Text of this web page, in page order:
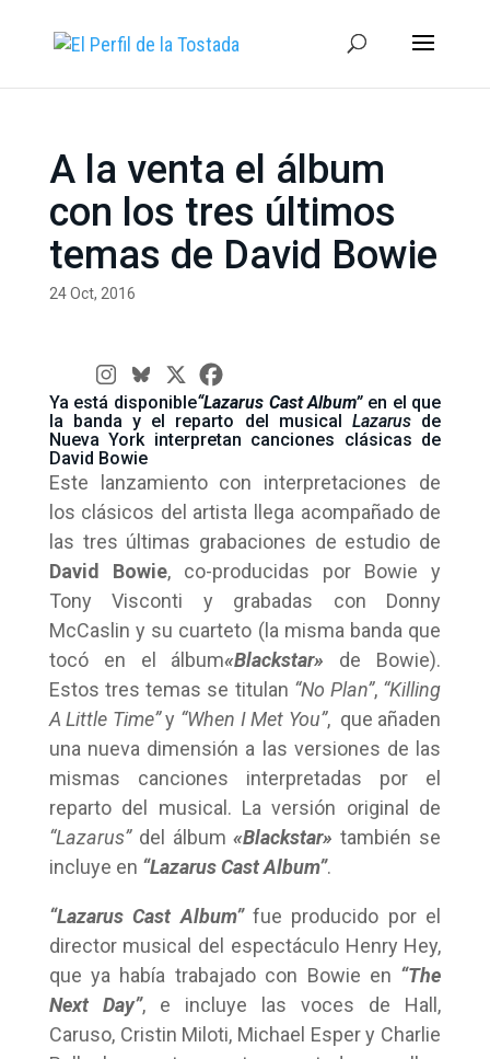
A la venta el álbum
con los tres últimos
temas de David Bowie
24 Oct, 2016
Ya está disponible“Lazarus Cast Album”en el que
la banda y el reparto del musicalLazarus de
Nueva York interpretan canciones clásicas de
David Bowie
Este lanzamiento con interpretaciones de
los clásicos del artista llega acompañado de
las tres últimas grabaciones de estudio de
David Bowie, co-producidas por Bowie y
Tony Visconti y grabadas con Donny
McCaslin y su cuarteto (la misma banda que
tocó en el álbum«Blackstar»
de Bowie).
Estos tres temas se titulan “No Plan”, “Killing
A Little Time”y “When I Met You”, que añaden
una nueva dimensión a las versiones de las
mismas canciones interpretadas por el
reparto del musical. La versión original de
“Lazarus”del álbum«Blackstar» también se
incluye en “Lazarus Cast Album”.
“Lazarus Cast Album” fue producido por el
director musical del espectáculo Henry Hey,
que ya había trabajado con Bowie en “The
Next Day”, e incluye las voces de Hall,
Caruso, Cristin Miloti, Michael Esper y Charlie